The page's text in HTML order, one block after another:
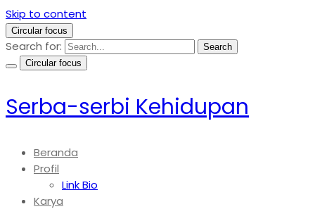
Skip to content
Circular focus
Search for:
Search
Circular focus
Serba-serbi Kehidupan
Beranda
Profil
Link Bio
Karya